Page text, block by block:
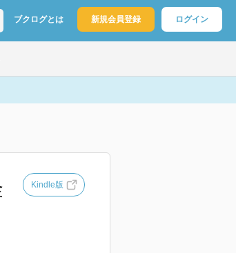
ブクログとは 新規会員登録 ログイン
Kindle版